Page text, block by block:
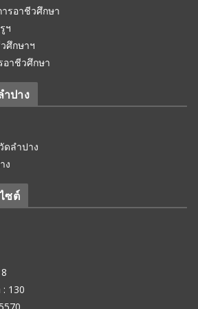
รอาชีวศึกษา
ฯ
ศึกษาฯ
าชีวศึกษา
ปาง
ดลำปาง
ง
ซต์
130